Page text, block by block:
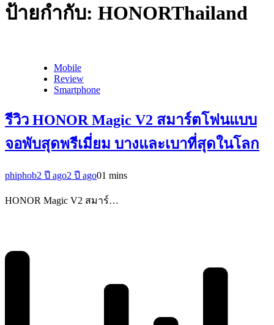
ป้ายกำกับ: HONORThailand
Mobile
Review
Smartphone
รีวิว HONOR Magic V2 สมาร์ตโฟนแบบ
จอพับสุดพรีเมี่ยม บางและเบาที่สุดในโลก
phiphob2 ปี ago2 ปี ago01 mins
HONOR Magic V2 สมาร์…